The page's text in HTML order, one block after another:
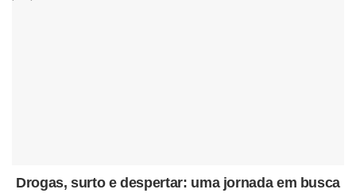
Drogas, surto e despertar: uma jornada em busca